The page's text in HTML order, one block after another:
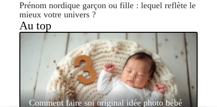
Prénom nordique garçon ou fille : lequel reflète le
mieux votre univers ?
Au top
Comment faire soi original idée photo bébé